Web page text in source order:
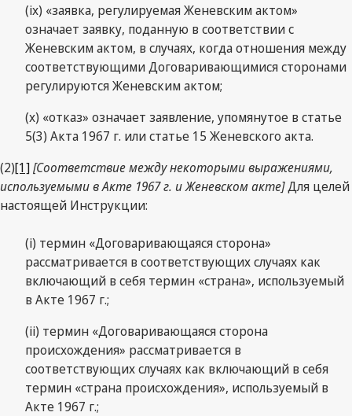
(ix) «заявка, регулируемая Женевским актом»
означает заявку, поданную в соответствии с
Женевским актом, в случаях, когда отношения между
соответствующими Договаривающимися сторонами
регулируются Женевским актом;
(x) «отказ» означает заявление, упомянутое в статье
5(3) Акта 1967 г. или статье 15 Женевского акта.
(2)[1][Соответствие между некоторыми выражениями,
используемыми в Акте 1967 г. и Женевском акте]Для целей
настоящей Инструкции:
(i) термин «Договаривающаяся сторона»
рассматривается в соответствующих случаях как
включающий в себя термин «страна», используемый
в Акте 1967 г.;
(ii) термин «Договаривающаяся сторона
происхождения» рассматривается в
соответствующих случаях как включающий в себя
термин «страна происхождения», используемый в
Акте 1967 г.;